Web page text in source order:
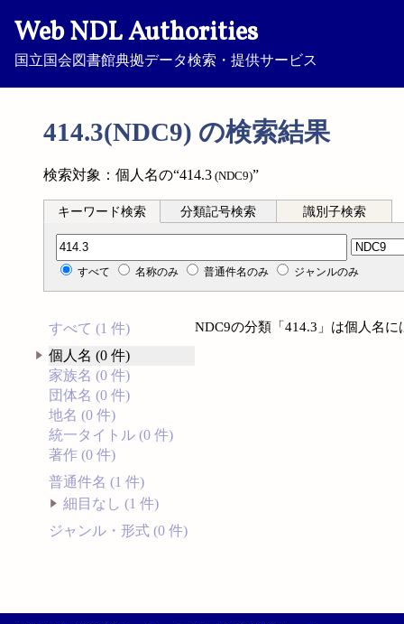
Web NDL Authorities
国立国会図書館典拠データ検索・提供サービス
414.3(NDC9) の検索結果
検索対象：個人名の“414.3 (NDC9)”
キーワード検索 分類記号検索 識別子検索
分類記号検索
すべて 名称のみ 普通件名のみ ジャンルのみ
すべて (1 件)
個人名 (0 件)
家族名 (0 件)
団体名 (0 件)
地名 (0 件)
統一タイトル (0 件)
著作 (0 件)
普通件名 (1 件)
細目なし (1 件)
ジャンル・形式 (0 件)
NDC9の分類「414.3」は個人名